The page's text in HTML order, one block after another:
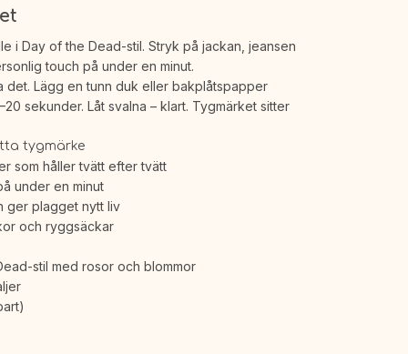
i Day of the Dead-stil. Stryk på jackan, jeansen
touch på under en minut.
det. Lägg en tunn duk eller bakplåtspapper
sekunder. Låt svalna – klart. Tygmärket sitter
tygmärke
som håller tvätt efter tvätt
under en minut
ger plagget nytt liv
och ryggsäckar
stil med rosor och blommor